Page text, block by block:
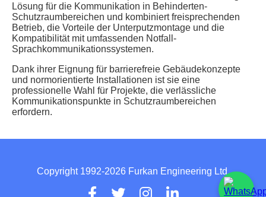
Lösung für die Kommunikation in Behinderten-
Schutzraumbereichen und kombiniert freisprechenden
Betrieb, die Vorteile der Unterputzmontage und die
Kompatibilität mit umfassenden Notfall-
Sprachkommunikationssystemen.
Dank ihrer Eignung für barrierefreie Gebäudekonzepte
und normorientierte Installationen ist sie eine
professionelle Wahl für Projekte, die verlässliche
Kommunikationspunkte in Schutzraumbereichen
erfordern.
Copyright 1992-2026 Furkan Engineering Ltd.